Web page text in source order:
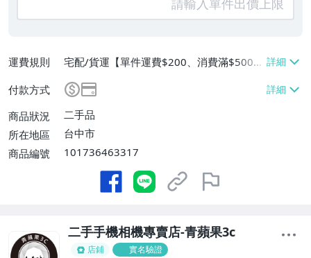
運費規則
宅配/貨運【單件運費$200、消費滿$5000
付款方式
商品狀況
二手品
所在地區
台中市
商品編號
101736463317
二手手機相機專賣店-青蘋果3c
店鋪 實名驗證